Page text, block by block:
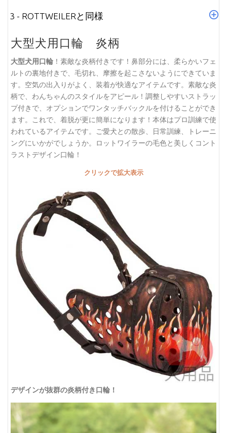
3 - ROTTWEILERと同様
大型犬用口輪 炎柄
大型犬用口輪 ！素敵な炎柄付きです！鼻部分には、柔らかいフェ
ルトの裏地付きで、毛切れ、摩擦を起こさないようにできていま
す。空気の出入りがよく、装着が快適なアイテムです。素敵な炎
柄で、わんちゃんのスタイルをアピール！調整しやすいストラッ
プ付きで、オプションでワンタッチバックルを付けることができ
ます。これで、着脱が更に簡単になります！本体はプロ訓練で使
われているアイテムです。ご愛犬との散歩、日常訓練、トレーニ
ングにいかがでしょうか。ロットワイラーの毛色と美しくコント
ラストデザイン口輪！
クリックで拡大表示
デザインが抜群の炎柄付き口輪！